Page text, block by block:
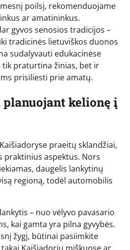
poilsį, rekomenduojame
ar amatininkus.
gyvos senosios tradicijos –
tradicinės lietuviškos duonos
sudalyvauti edukacinėse
praturtina žinias, bet ir
prisiliesti prie amatų.
kelionę į
praeitų sklandžiai,
praktinius aspektus. Nors
daugelis lankytinų
regioną, todėl automobilis
– nuo vėlyvo pavasario
kai gamta yra pilna gyvybės.
žygį, būtinai pasiimkite